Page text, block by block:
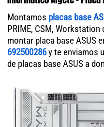
Montamos placas base
PRIME, CSM,
montar placa base ASUS
692500286y te enviamos
de placas base ASUS a